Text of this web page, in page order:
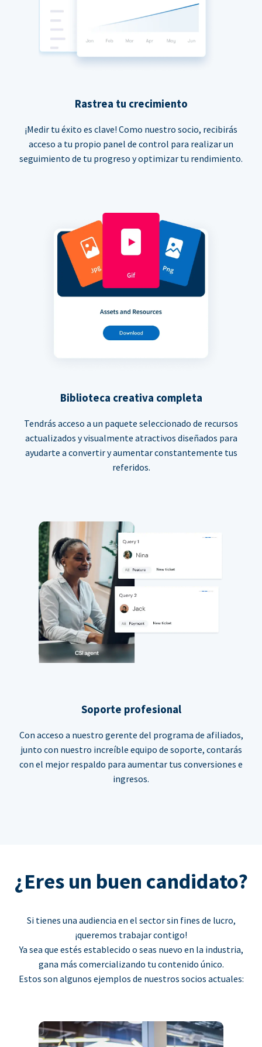
Rastrea tu crecimiento
¡Medir tu éxito es clave! Como nuestro socio, recibirás
acceso a tu propio panel de control para realizar un
seguimiento de tu progreso y optimizar tu rendimiento.
Biblioteca creativa completa
Tendrás acceso a un paquete seleccionado de recursos
actualizados y visualmente atractivos diseñados para
ayudarte a convertir y aumentar constantemente tus
referidos.
Soporte profesional
Con acceso a nuestro gerente del programa de afiliados,
junto con nuestro increíble equipo de soporte, contarás
con el mejor respaldo para aumentar tus conversiones e
ingresos.
¿Eres un buen candidato?
Si tienes una audiencia en el sector sin fines de lucro,
¡queremos trabajar contigo!
Ya sea que estés establecido o seas nuevo en la industria,
gana más comercializando tu contenido único.
Estos son algunos ejemplos de nuestros socios actuales: